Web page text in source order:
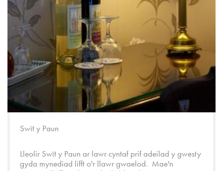
Swît y Paun
Lleolir Swît y Paun ar lawr cyntaf prif adeilad y gwesty
gyda mynediad lifft o'r llawr gwaelod. Mae'n